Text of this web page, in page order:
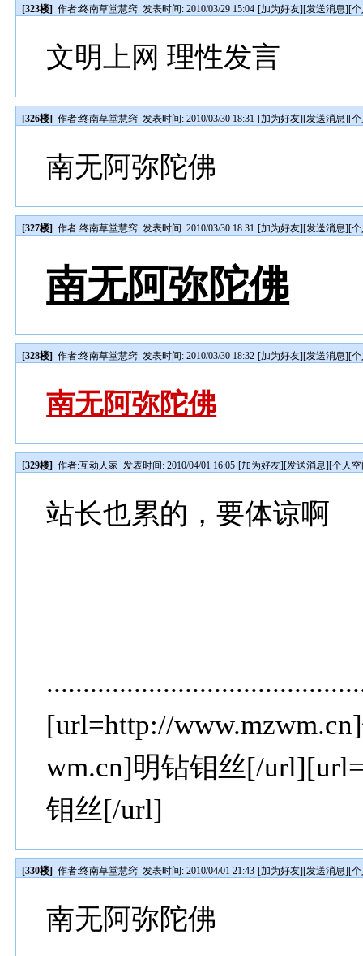
[323楼] 作者:终南草堂慧窍 发表时间: 2010/03/29 15:04 [加为好友][发送消息][
文明上网 理性发言
[326楼] 作者:终南草堂慧窍 发表时间: 2010/03/30 18:31 [加为好友][发送消息][
南无阿弥陀佛
[327楼] 作者:终南草堂慧窍 发表时间: 2010/03/30 18:31 [加为好友][发送消息][
南无阿弥陀佛
[328楼] 作者:终南草堂慧窍 发表时间: 2010/03/30 18:32 [加为好友][发送消息][
南无阿弥陀佛
[329楼] 作者:互动人家 发表时间: 2010/04/01 16:05 [加为好友][发送消息][个人
站长也累的，要体谅啊
[url=http://
wm.cn]明钻钼丝[/
钼丝[/url]
[330楼] 作者:终南草堂慧窍 发表时间: 2010/04/01 21:43 [加为好友][发送消息][
南无阿弥陀佛